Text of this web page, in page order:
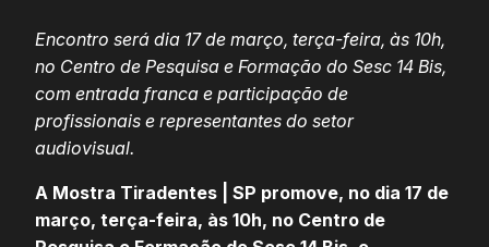
Encontro será dia 17 de março, terça-feira, às 10h,
no Centro de Pesquisa e Formação do Sesc 14 Bis,
com entrada franca e participação de
profissionais e representantes do setor
audiovisual.
A Mostra Tiradentes | SP promove, no dia 17 de
março, terça-feira, às 10h, no Centro de